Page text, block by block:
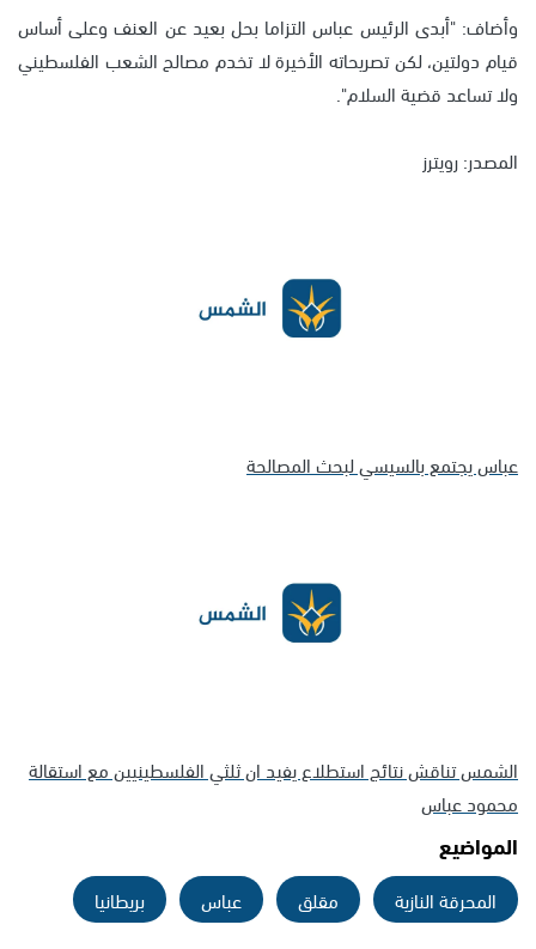
وأضاف: "أبدى الرئيس عباس التزاما بحل بعيد عن العنف وعلى أساس
قيام دولتين، لكن تصريحاته الأخيرة لا تخدم مصالح الشعب الفلسطيني
ولا تساعد قضية السلام".
المصدر: رويترز
عباس يجتمع بالسيسي لبحث المصالحة
الشمس تناقش نتائج استطلاع يفيد ان ثلثي الفلسطينيين مع استقالة
محمود عباس
المواضيع
المحرقة النازية مقلق عباس بريطانيا